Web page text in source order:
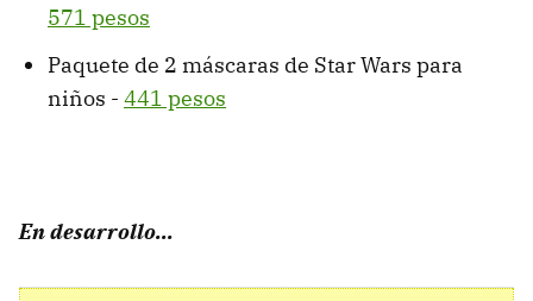
571 pesos
Paquete de 2 máscaras de Star Wars para
niños - 441 pesos
En desarrollo...